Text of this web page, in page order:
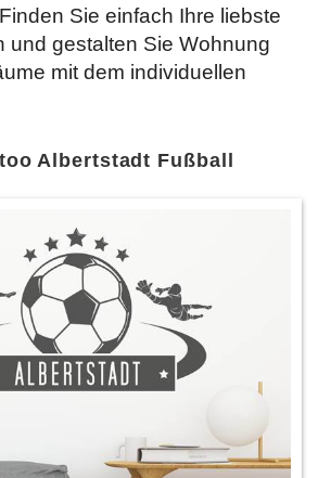
Sie einfach Ihre liebste
und gestalten Sie Wohnung
mit dem individuellen
Albertstadt Fußball